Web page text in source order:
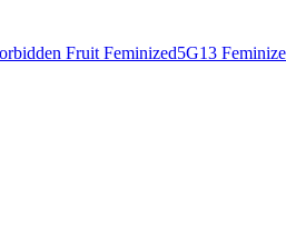
Fruit Feminized5G13